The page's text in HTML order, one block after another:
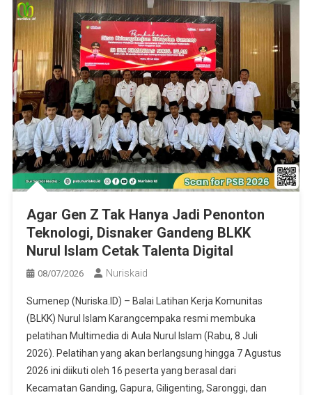
Agar Gen Z Tak Hanya Jadi Penonton
Teknologi, Disnaker Gandeng BLKK
Nurul Islam Cetak Talenta Digital
08/07/2026 Nuriskaid
Sumenep (Nuriska.ID) – Balai Latihan Kerja Komunitas
(BLKK) Nurul Islam Karangcempaka resmi membuka
pelatihan Multimedia di Aula Nurul Islam (Rabu, 8 Juli
2026). Pelatihan yang akan berlangsung hingga 7 Agustus
2026 ini diikuti oleh 16 peserta yang berasal dari
Kecamatan Ganding, Gapura, Giligenting, Saronggi, dan